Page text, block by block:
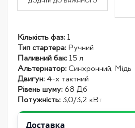
Кількість фаз: 1
Тип стартера: Ручний
Паливний бак: 15 л
Альтернатор: Синхронний, Мідь
Двигун: 4-х тактний
Рівень шуму: 68 Дб
Потужність: 3,0/3,2 кВт
Доставка